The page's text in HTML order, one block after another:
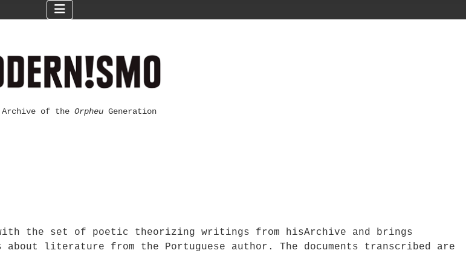
of the Orpheu Generation
the set of poetic theorizing writings from hisArchive and brings
about literature from the Portuguese author. The documents transcribed are